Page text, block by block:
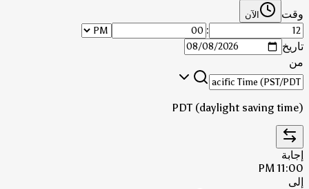
وقت الآن
:
تاريخ
من
PDT (daylight saving time)
إجابة
11:00 PM
إلى